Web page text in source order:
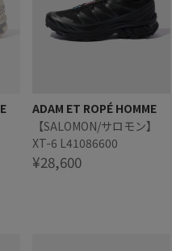
ADAM ET ROPÉ HOMME
【SALOMON/サロモン】
XT-6 L41086600
¥28,600